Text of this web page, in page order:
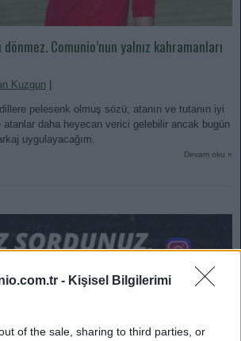
- Kişisel Bilgilerimi
of the sale, sharing to third parties, or
dönmez. Comunio’nun yalnız kahramanları
Kuzgun
pelesenk olmuş sözü; atanın ve tutanın iyi
daha heyecan verici gelebilir ancak bugün
uygulayacağım.
Devam oku »